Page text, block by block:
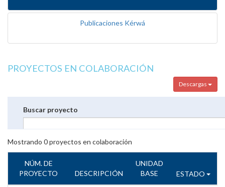
Publicaciones Kérwá
PROYECTOS EN COLABORACIÓN
Descargas
Buscar proyecto
Mostrando 0proyectos en colaboración
NÚM. DE
PROYECTO
DESCRIPCIÓN
UNIDAD
BASE
ESTADO